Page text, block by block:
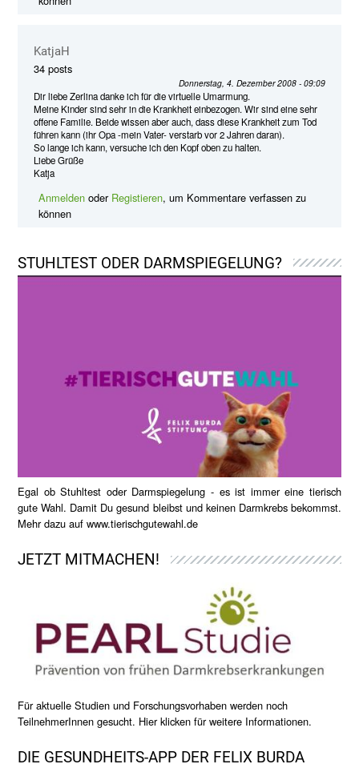
KatjaH
34 posts
Donnerstag, 4. Dezember 2008 - 09:09
Dir liebe Zerlina danke ich für die virtuelle Umarmung.
Meine Kinder sind sehr in die Krankheit einbezogen. Wir sind eine sehr
offene Familie. Beide wissen aber auch, dass diese Krankheit zum Tod
führen kann (ihr Opa -mein Vater- verstarb vor 2 Jahren daran).
So lange ich kann, versuche ich den Kopf oben zu halten.
Liebe Grüße
Katja
Anmelden oder Registieren, um Kommentare verfassen zu
können
STUHLTEST ODER DARMSPIEGELUNG?
Egal ob Stuhltest oder Darmspiegelung - es ist immer eine tierisch
gute Wahl. Damit Du gesund bleibst und keinen Darmkrebs bekommst.
Mehr dazu aufwww.tierischgutewahl.de
JETZT MITMACHEN!
Für aktuelle Studien und Forschungsvorhaben werden noch
TeilnehmerInnen gesucht. Hier klicken für weitere Informationen.
DIE GESUNDHEITS-APP DER FELIX BURDA